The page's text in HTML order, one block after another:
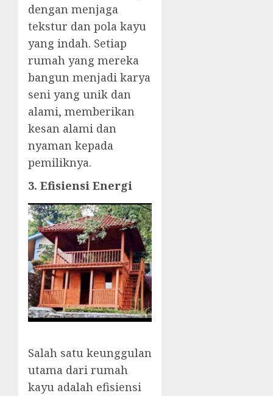
dengan menjaga
tekstur dan pola kayu
yang indah. Setiap
rumah yang mereka
bangun menjadi karya
seni yang unik dan
alami, memberikan
kesan alami dan
nyaman kepada
pemiliknya.
3. Efisiensi Energi
Salah satu keunggulan
utama dari rumah
kayu adalah efisiensi